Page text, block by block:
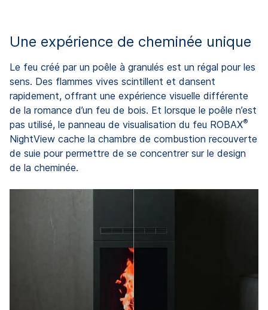
Une expérience de cheminée unique
Le feu créé par un poêle à granulés est un régal pour les
sens. Des flammes vives scintillent et dansent
rapidement, offrant une expérience visuelle différente
de la romance d’un feu de bois. Et lorsque le poêle n’est
pas utilisé, le panneau de visualisation du feu ROBAX®
NightView cache la chambre de combustion recouverte
de suie pour permettre de se concentrer sur le design
de la cheminée.